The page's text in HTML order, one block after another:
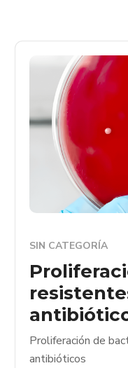
SIN CATEGORÍA
Proliferación de
antibióticos